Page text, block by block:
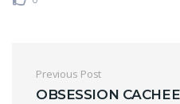
Navigation
Previous Post
OBSESSION CACHEE